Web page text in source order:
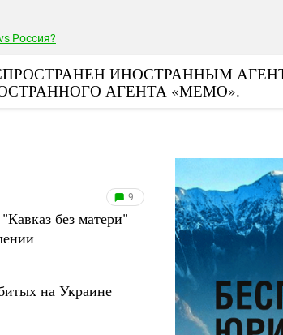
Россия?
ИНОСТРАННЫМ
АГЕНТА «МЕМО».
9
без матери"
на Украине